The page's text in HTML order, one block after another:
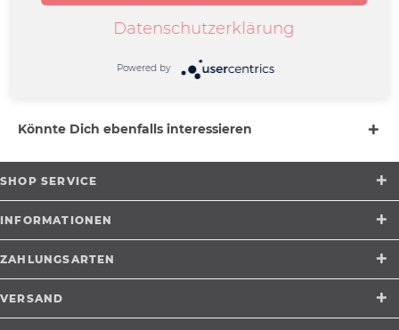
Könnte Dich ebenfalls interessieren
SHOP SERVICE
INFORMATIONEN
ZAHLUNGSARTEN
VERSAND
Datenschutzerklärung
Powered by